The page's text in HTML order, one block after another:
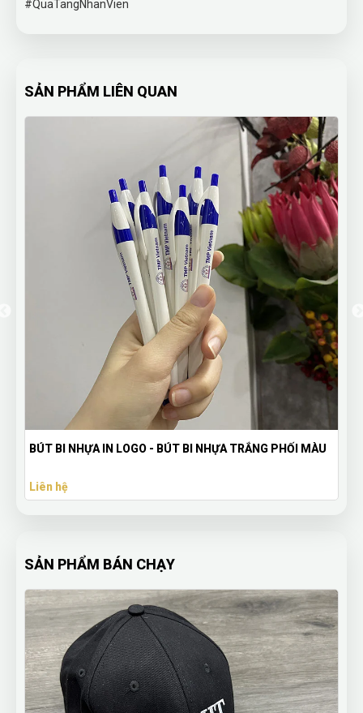
#QuaTangNhanVien
SẢN PHẨM LIÊN QUAN
Bút Bi Nhựa BP-2013E - Đen - Quà Tặng Quảng Bá
Liên hệ
SẢN PHẨM BÁN CHẠY